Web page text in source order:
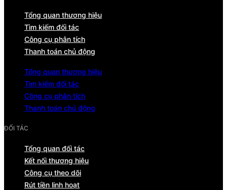
Tổng quan thương hiệu
Tìm kiếm đối tác
Công cụ phân tích
Thanh toán chủ động
Tổng quan thương hiệu
Tìm kiếm đối tác
Công cụ phân tích
Thanh toán chủ động
ĐỐI TÁC
Tổng quan đối tác
Kết nối thương hiệu
Công cụ theo dõi
Rút tiền linh hoạt